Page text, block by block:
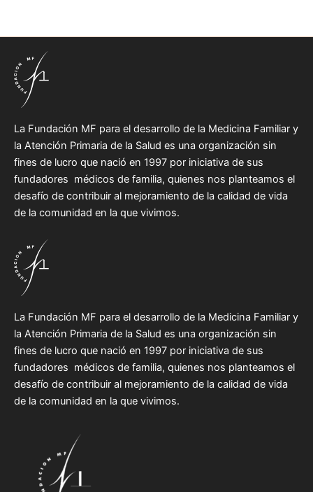
La Fundación MF para el desarrollo de la Medicina Familiar y
la Atención Primaria de la Salud es una organización sin
fines de lucro que nació en 1997 por iniciativa de sus
fundadores médicos de familia, quienes nos planteamos el
desafío de contribuir al mejoramiento de la calidad de vida
de la comunidad en la que vivimos.
La Fundación MF para el desarrollo de la Medicina Familiar y
la Atención Primaria de la Salud es una organización sin
fines de lucro que nació en 1997 por iniciativa de sus
fundadores médicos de familia, quienes nos planteamos el
desafío de contribuir al mejoramiento de la calidad de vida
de la comunidad en la que vivimos.